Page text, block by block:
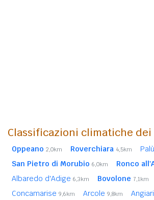
Classificazioni climatiche
Oppeano 2,0km Roverchiara 4,5km Palù
San Pietro di Morubio 6,0km Ronco
Albaredo d'Adige 6,3km Bovolone 7,1km
Concamarise 9,6km Arcole 9,8km Angiari